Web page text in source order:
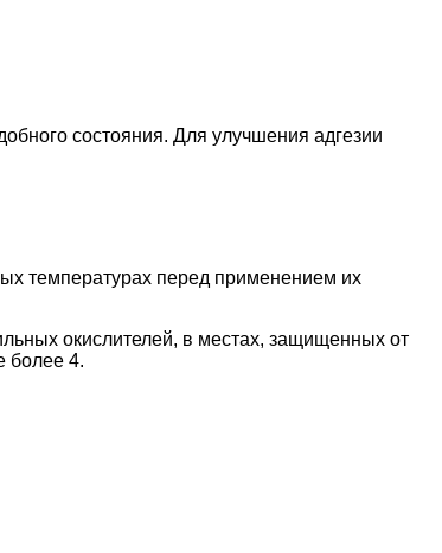
состояния. Для улучшения адгезии
температурах перед применением их
окислителей, в местах, защищенных от
более 4.